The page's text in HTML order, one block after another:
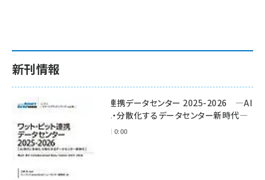
新刊情報
ワット・ビット連携データセンター 2025-2026 ―AI
時代に多様化・分散化するデータセンター新時代―
2025年11月28日 0:00